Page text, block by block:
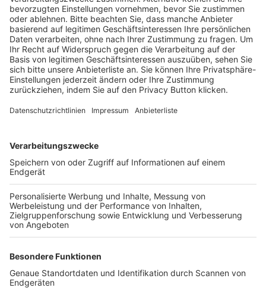
Schulungsangebot Vereinsmitarbeiter
BFV-Geschäftsstellen
Trainerbörse
Login SpielPlus
FOLGE DEM BFV
TOP-VEREINE
TOP-PARTNER